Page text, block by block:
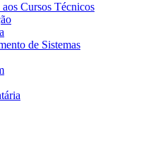
Cursos Técnicos
de Sistemas